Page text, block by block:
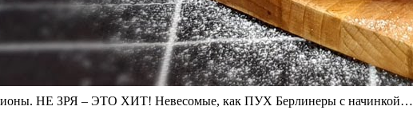
НЕ ЗРЯ – ЭТО ХИТ! Невесомые, как ПУХ Берлинеры с начинкой…